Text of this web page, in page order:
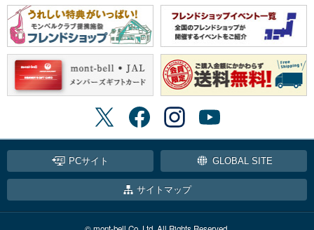
PCサイト GLOBAL SITE
サイトマップ